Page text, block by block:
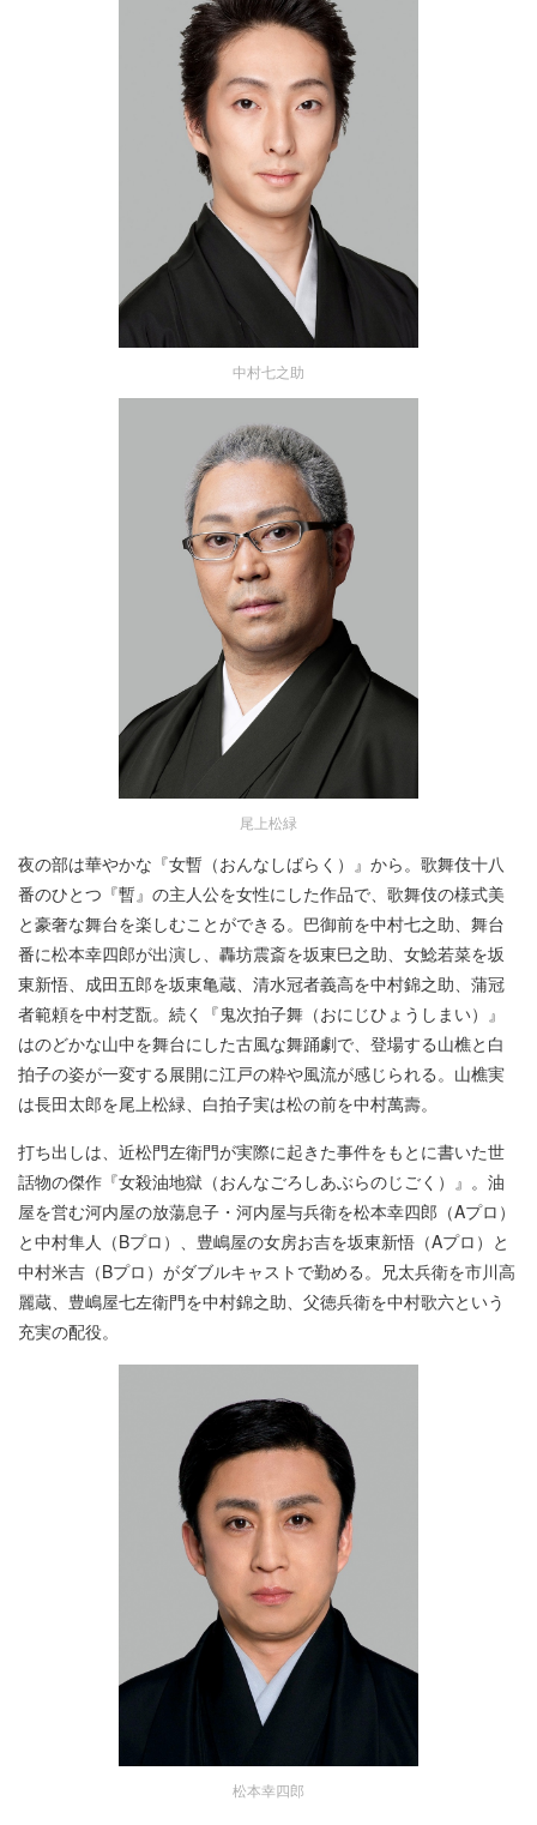
中村七之助
尾上松緑
夜の部は華やかな『女暫（おんなしばらく）』から。歌舞伎十八
番のひとつ『暫』の主人公を女性にした作品で、歌舞伎の様式美
と豪奢な舞台を楽しむことができる。巴御前を中村七之助、舞台
番に松本幸四郎が出演し、轟坊震斎を坂東巳之助、女鯰若菜を坂
東新悟、成田五郎を坂東亀蔵、清水冠者義高を中村錦之助、蒲冠
者範頼を中村芝翫。続く『鬼次拍子舞（おにじひょうしまい）』
はのどかな山中を舞台にした古風な舞踊劇で、登場する山樵と白
拍子の姿が一変する展開に江戸の粋や風流が感じられる。山樵実
は長田太郎を尾上松緑、白拍子実は松の前を中村萬壽。
打ち出しは、近松門左衛門が実際に起きた事件をもとに書いた世
話物の傑作『女殺油地獄（おんなごろしあぶらのじごく）』。油
屋を営む河内屋の放蕩息子・河内屋与兵衛を松本幸四郎（Aプロ）
と中村隼人（Bプロ）、豊嶋屋の女房お吉を坂東新悟（Aプロ）と
中村米吉（Bプロ）がダブルキャストで勤める。兄太兵衛を市川高
麗蔵、豊嶋屋七左衛門を中村錦之助、父徳兵衛を中村歌六という
充実の配役。
松本幸四郎